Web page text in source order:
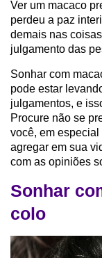
Ver um macaco
perdeu a paz
demais nas
julgamento das
Sonhar com
pode estar
julgamentos, e
Procure não se
você, em
agregar em sua
com as opiniões
Sonhar
colo